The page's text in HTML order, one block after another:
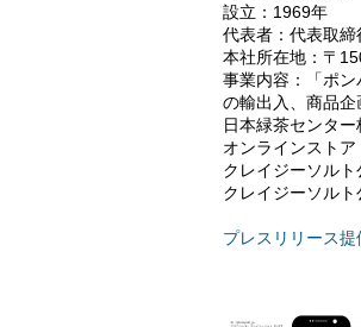
設立：1969年
代表者：代表取
本社所在地：〒
事業内容：「ポ
の輸出入、商品
日本緑茶センター
オンラインストア
クレイジーソルト
クレイジーソルト
プレスリリース